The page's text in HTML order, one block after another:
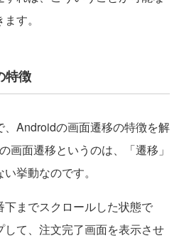
す。
特徴
Androidの画面遷移の特徴を解
画面遷移というのは、「遷移」
挙動なのです。
までスクロールした状態で
して、注文完了画面を表示させ